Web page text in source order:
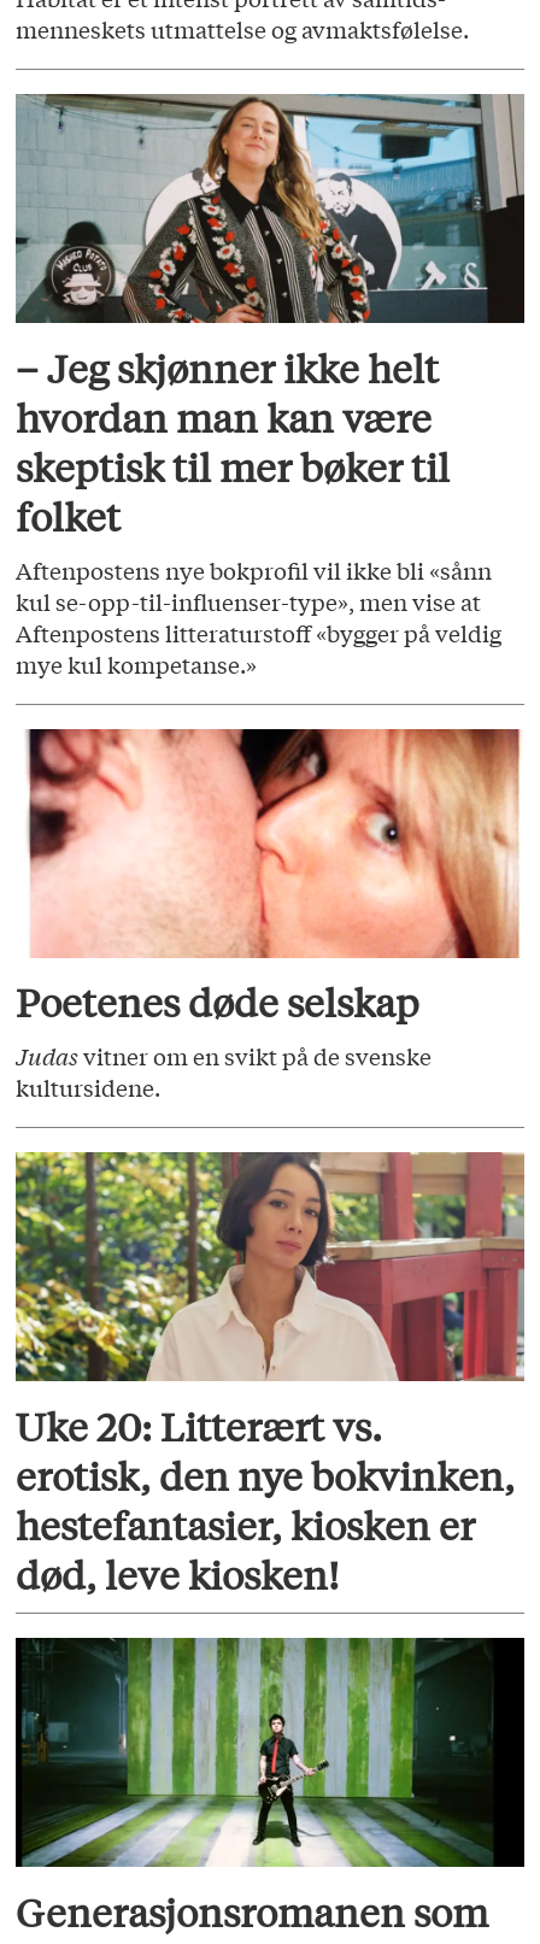
menneskets utmattelse og avmaktsfølelse.
– Jeg skjønner ikke helt
hvordan man kan være
skeptisk til mer bøker til
folket
Aftenpostens nye bokprofil vil ikke bli «sånn
kul se-opp-til-influenser-type», men vise at
Aftenpostens litteraturstoff «bygger på veldig
mye kul kompetanse.»
Poetenes døde selskap
Judasvitner om en svikt på de svenske
kultursidene.
Uke 20: Litterært vs.
erotisk, den nye bokvinken,
hestefantasier, kiosken er
død, leve kiosken!
Generasjonsromanen som